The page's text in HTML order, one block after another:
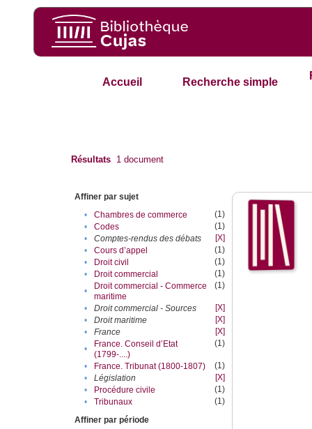
Accueil Recherche simple
Résultats 1 document
Affiner par sujet
•
Chambres de commerce
(1)
•
Codes
(1)
•
Comptes-rendus des débats
[X]
•
Cours d’appel
(1)
•
Droit civil
(1)
•
Droit commercial
(1)
•
Droit commercial - Commerce
maritime
(1)
• Droit commercial - Sources
[X]
•
Droit maritime
[X]
•
France
[X]
•
France. Conseil d’Etat
(1799-....)
(1)
• France. Tribunat (1800-1807)
(1)
•
Législation
[X]
•
Procédure civile
(1)
•
Tribunaux
(1)
Affiner par période